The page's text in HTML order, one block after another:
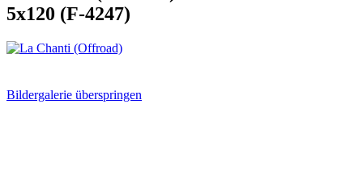
5x120 (F-4247)
Bildergalerie überspringen